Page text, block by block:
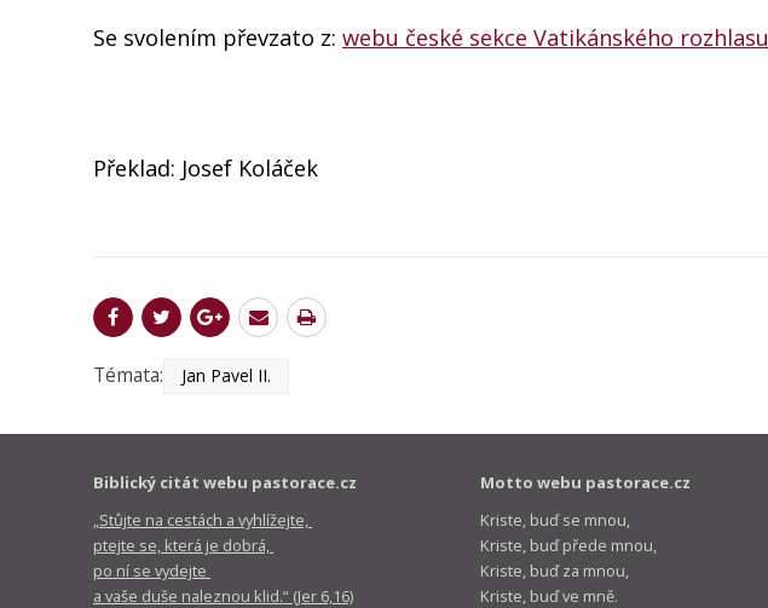
Se svolením převzato z: webu české sekce Vatikánského rozhlasu
Překlad: Josef Koláček
Témata: Jan Pavel II.
Biblický citát webu pastorace.cz
„Stůjte na cestách a vyhlížejte,
ptejte se, která je dobrá,
po ní se vydejte
a vaše duše naleznou klid.“ (Jer 6,16)
Motto webu pastorace.cz
Kriste, buď se mnou,
Kriste, buď přede mnou,
Kriste, buď za mnou,
Kriste, buď ve mně.